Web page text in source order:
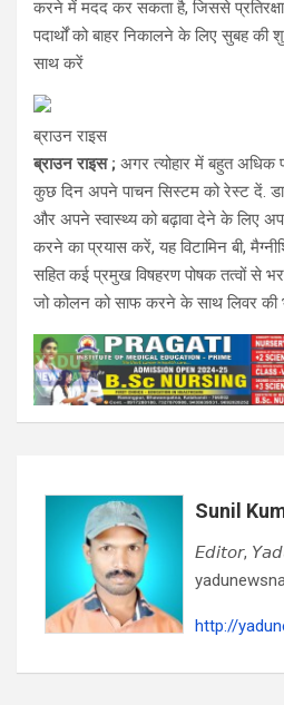
करने में मदद कर सकता है, जिससे प्रतिरक्षा
पदार्थों को बाहर निकालने के लिए सुबह
साथ करें
ब्राउन राइस
ब्राउन राइस ; अगर त्योहार में बहुत अधिक
कुछ दिन अपने पाचन सिस्टम को रेस्ट दें.
और अपने स्वास्थ्य को बढ़ावा देने के लिए
करने का प्रयास करें, यह विटामिन बी,
सहित कई प्रमुख विषहरण पोषक तत्वों से
जो कोलन को साफ करने के साथ लिवर की
Sunil
𝘌𝘥𝘪𝘵𝘰𝘳,
http://